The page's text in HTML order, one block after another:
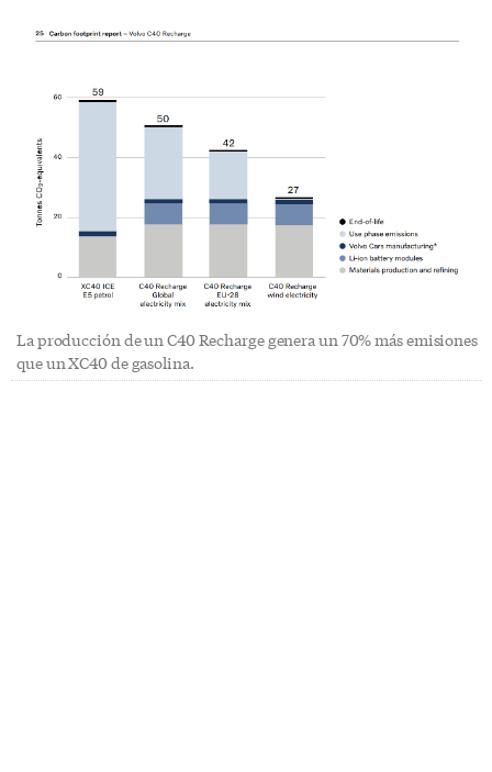
La producción de un C40 Recharge genera un 70% más emisiones
que un XC40 de gasolina.